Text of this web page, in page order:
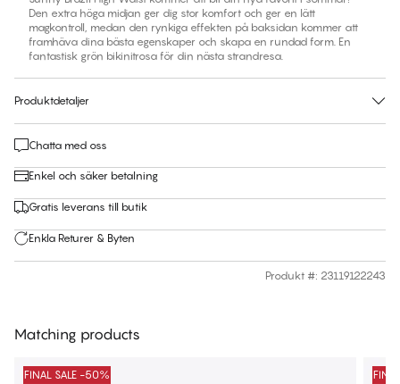
Den extra höga midjan ger dig stor komfort och ger en lätt
magkontroll, medan den rynkiga effekten på baksidan kommer att
framhäva dina bästa egenskaper och skapa en rundad form. En
fantastisk grön bikinitrosa för din nästa strandresa.
Produktdetaljer
Chatta med oss
Enkel och säker betalning
Gratis leverans till butik
Enkla Returer & Byten
Produkt #: 23119122243
Matching products
FINAL SALE -50%